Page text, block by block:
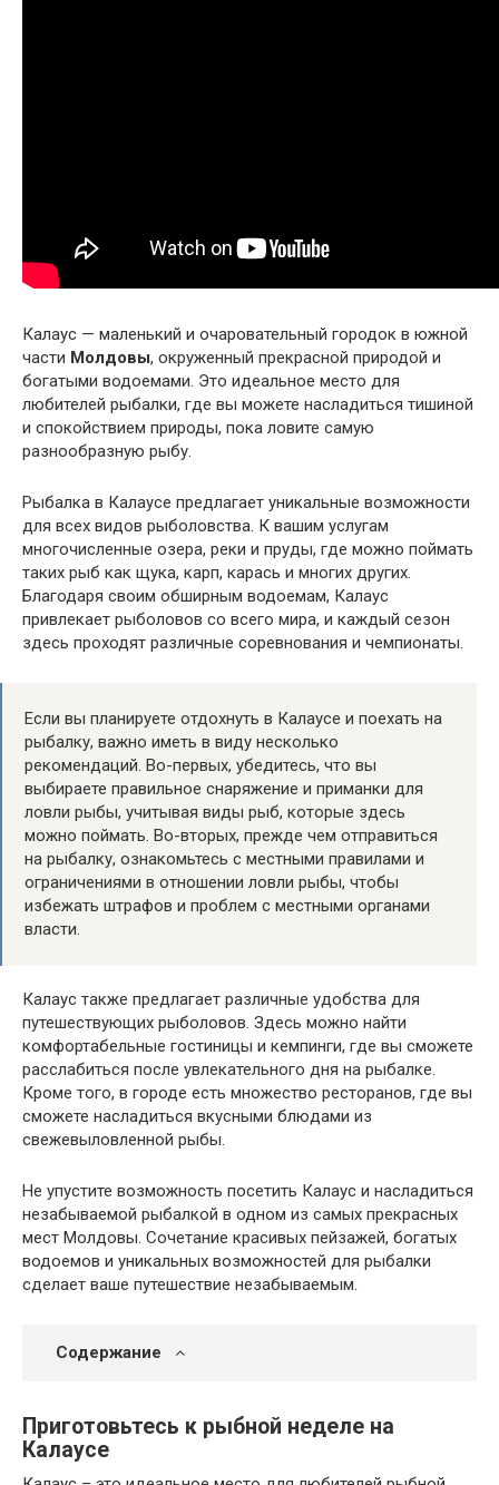
Калаус — маленький и очаровательный городок в южной
части Молдовы, окруженный прекрасной природой и
богатыми водоемами. Это идеальное место для
любителей рыбалки, где вы можете насладиться тишиной
и спокойствием природы, пока ловите самую
разнообразную рыбу.
Рыбалка в Калаусе предлагает уникальные возможности
для всех видов рыболовства. К вашим услугам
многочисленные озера, реки и пруды, где можно поймать
таких рыб как щука, карп, карась и многих других.
Благодаря своим обширным водоемам, Калаус
привлекает рыболовов со всего мира, и каждый сезон
здесь проходят различные соревнования и чемпионаты.
Если вы планируете отдохнуть в Калаусе и поехать на
рыбалку, важно иметь в виду несколько
рекомендаций. Во-первых, убедитесь, что вы
выбираете правильное снаряжение и приманки для
ловли рыбы, учитывая виды рыб, которые здесь
можно поймать. Во-вторых, прежде чем отправиться
на рыбалку, ознакомьтесь с местными правилами и
ограничениями в отношении ловли рыбы, чтобы
избежать штрафов и проблем с местными органами
власти.
Калаус также предлагает различные удобства для
путешествующих рыболовов. Здесь можно найти
комфортабельные гостиницы и кемпинги, где вы сможете
расслабиться после увлекательного дня на рыбалке.
Кроме того, в городе есть множество ресторанов, где вы
сможете насладиться вкусными блюдами из
свежевыловленной рыбы.
Не упустите возможность посетить Калаус и насладиться
незабываемой рыбалкой в одном из самых прекрасных
мест Молдовы. Сочетание красивых пейзажей, богатых
водоемов и уникальных возможностей для рыбалки
сделает ваше путешествие незабываемым.
Содержание
Приготовьтесь к рыбной неделе на
Калаусе